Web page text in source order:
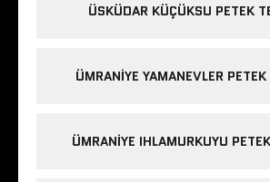
ÜSKÜDAR KÜÇÜKSU PETEK
ÜMRANIYE YAMANEVLER
ÜMRANIYE IHLAMURKUYU